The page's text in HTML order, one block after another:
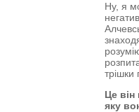
Ну, я
трішки
Це
яку